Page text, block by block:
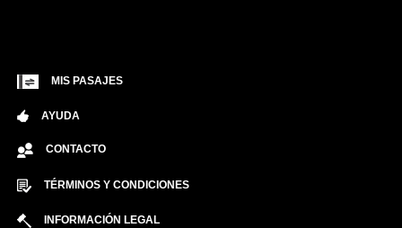
MIS PASAJES
AYUDA
CONTACTO
TÉRMINOS Y CONDICIONES
INFORMACIÓN LEGAL